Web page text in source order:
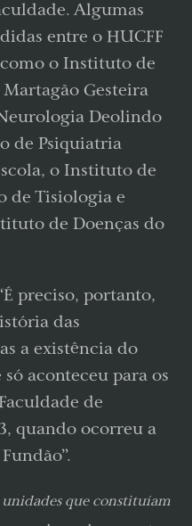
Algumas
entre o HUCFF
como o Instituto de
Gesteira
Deolindo
de Psiquiatria
o Instituto de
de Tisiologia e
de Doenças do
preciso, portanto,
das
a existência do
aconteceu para os
de
quando ocorreu a
unidades que constituíam